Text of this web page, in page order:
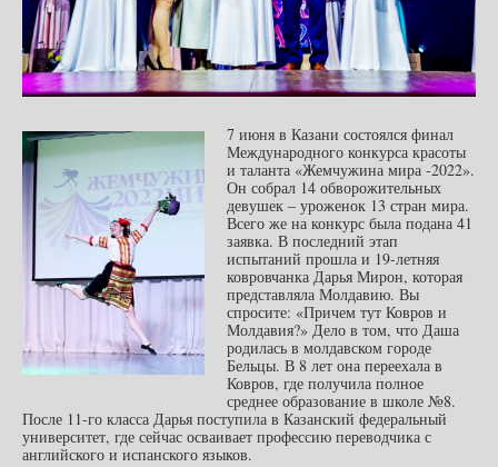
7 июня в Казани состоялся финал
Международного конкурса красоты
и таланта «Жемчужина мира -2022».
Он собрал 14 обворожительных
девушек – уроженок 13 стран мира.
Всего же на конкурс была подана 41
заявка. В последний этап
испытаний прошла и 19-летняя
ковровчанка Дарья Мирон, которая
представляла Молдавию. Вы
спросите: «Причем тут Ковров и
Молдавия?» Дело в том, что Даша
родилась в молдавском городе
Бельцы. В 8 лет она переехала в
Ковров, где получила полное
среднее образование в школе №8.
После 11-го класса Дарья поступила в Казанский федеральный
университет, где сейчас осваивает профессию переводчика с
английского и испанского языков.